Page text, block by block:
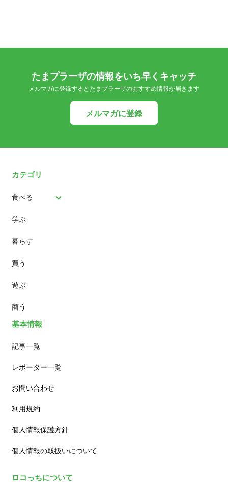
たまプラーザの情報をいち早くキャッチ
メルマガに登録するとたまプラーザのおすすめ情報が届きます
メルマガに登録
カテゴリ
食べる
パン
スイーツ
ランチ
カフェ
学ぶ
暮らす
買う
遊ぶ
商う
基本情報
記事一覧
レポーター一覧
お問い合わせ
利用規約
個人情報保護方針
個人情報の取扱いについて
ロコっちについて